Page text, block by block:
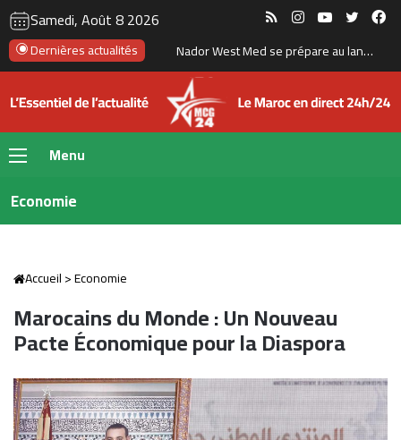
Samedi, Août 8 2026 RSS InstagramYouTube
Dernières actualités Tanger : l’aéroport Ibn Battouta prépare son changement d’échelle
Menu
Economie
Accueil>Economie
Marocains du Monde : Un Nouveau
Pacte Économique pour la Diaspora